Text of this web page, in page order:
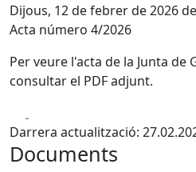
Dijous, 12 de febrer de 2026
Acta número 4/2026
Per veure l'acta de la Junta de
consultar el PDF adjunt.
Darrera actualització:
Documents